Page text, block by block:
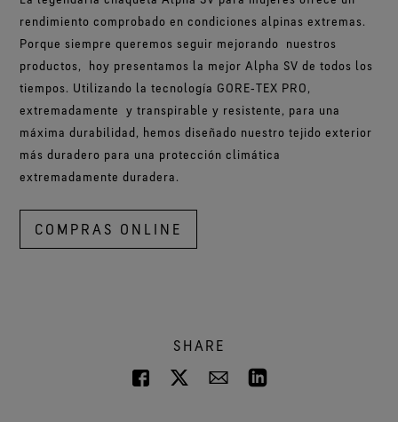
rendimiento comprobado en condiciones alpinas extremas.
Porque siempre queremos seguir mejorando nuestros
productos, hoy presentamos la mejor Alpha SV de todos los
tiempos. Utilizando la tecnología GORE‑TEX PRO,
extremadamente y transpirable y resistente, para una
máxima durabilidad, hemos diseñado nuestro tejido exterior
más duradero para una protección climática
extremadamente duradera.
COMPRAS ONLINE
SHARE